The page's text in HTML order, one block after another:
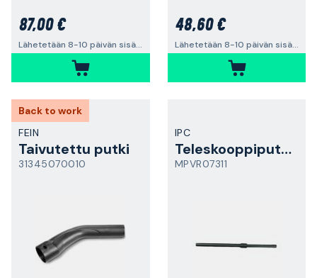
87,00 €
Lähetetään 8-10 päivän sisällä
48,60 €
Lähetetään 8-10 päivän sisällä
Back to work
FEIN
Taivutettu putki
31345070010
IPC
Teleskooppiputki
MPVR07311